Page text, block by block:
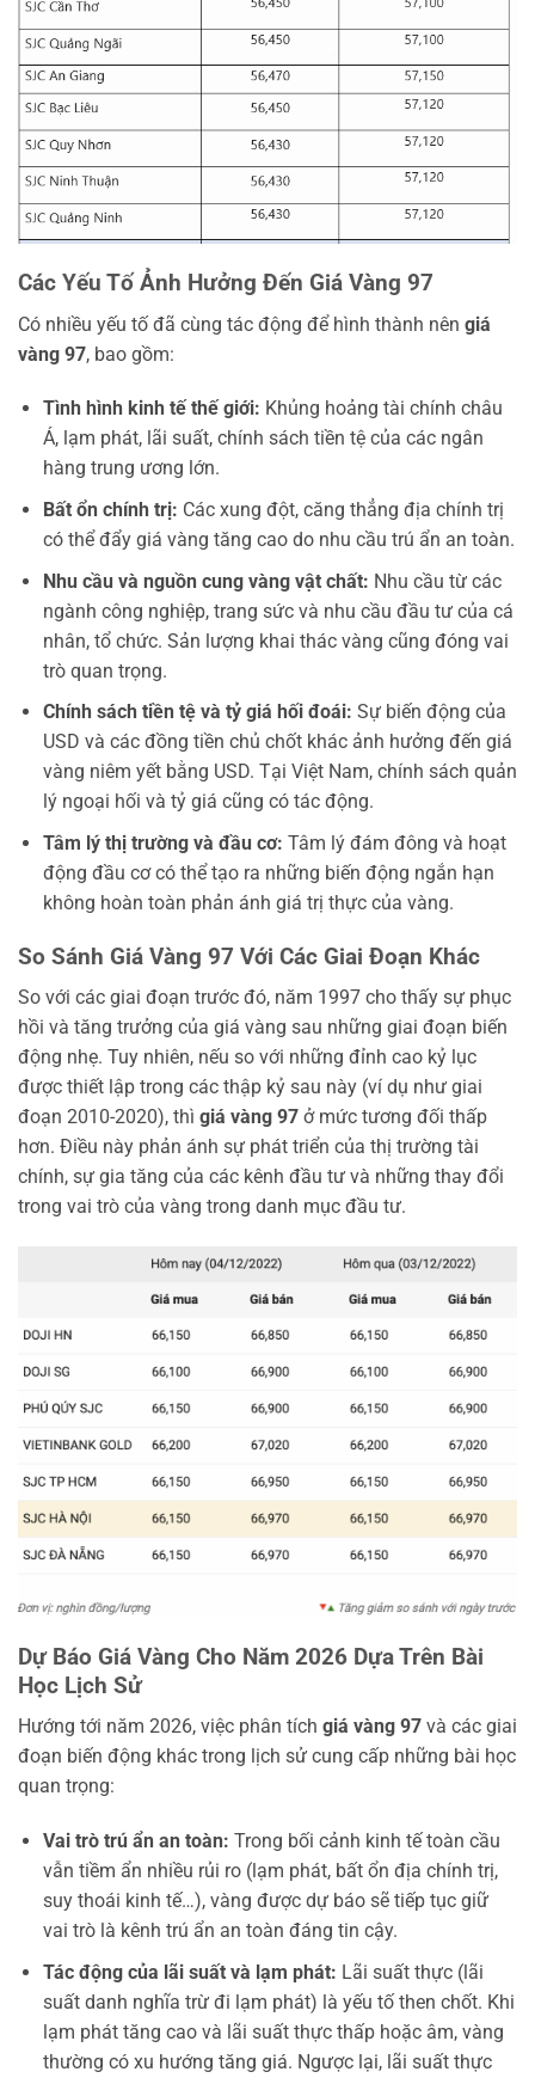
Các Yếu Tố Ảnh Hưởng Đến Giá Vàng 97
Có nhiều yếu tố đã cùng tác động để hình thành nên giá
vàng 97, bao gồm:
Tình hình kinh tế thế giới: Khủng hoảng tài chính châu
Á, lạm phát, lãi suất, chính sách tiền tệ của các ngân
hàng trung ương lớn.
Bất ổn chính trị: Các xung đột, căng thẳng địa chính trị
có thể đẩy giá vàng tăng cao do nhu cầu trú ẩn an toàn.
Nhu cầu và nguồn cung vàng vật chất: Nhu cầu từ các
ngành công nghiệp, trang sức và nhu cầu đầu tư của cá
nhân, tổ chức. Sản lượng khai thác vàng cũng đóng vai
trò quan trọng.
Chính sách tiền tệ và tỷ giá hối đoái: Sự biến động của
USD và các đồng tiền chủ chốt khác ảnh hưởng đến giá
vàng niêm yết bằng USD. Tại Việt Nam, chính sách quản
lý ngoại hối và tỷ giá cũng có tác động.
Tâm lý thị trường và đầu cơ: Tâm lý đám đông và hoạt
động đầu cơ có thể tạo ra những biến động ngắn hạn
không hoàn toàn phản ánh giá trị thực của vàng.
So Sánh Giá Vàng 97 Với Các Giai Đoạn Khác
So với các giai đoạn trước đó, năm 1997 cho thấy sự phục
hồi và tăng trưởng của giá vàng sau những giai đoạn biến
động nhẹ. Tuy nhiên, nếu so với những đỉnh cao kỷ lục
được thiết lập trong các thập kỷ sau này (ví dụ như giai
đoạn 2010-2020), thì giá vàng 97 ở mức tương đối thấp
hơn. Điều này phản ánh sự phát triển của thị trường tài
chính, sự gia tăng của các kênh đầu tư và những thay đổi
trong vai trò của vàng trong danh mục đầu tư.
Dự Báo Giá Vàng Cho Năm 2026 Dựa Trên Bài
Học Lịch Sử
Hướng tới năm 2026, việc phân tích giá vàng 97 và các giai
đoạn biến động khác trong lịch sử cung cấp những bài học
quan trọng:
Vai trò trú ẩn an toàn: Trong bối cảnh kinh tế toàn cầu
vẫn tiềm ẩn nhiều rủi ro (lạm phát, bất ổn địa chính trị,
suy thoái kinh tế…), vàng được dự báo sẽ tiếp tục giữ
vai trò là kênh trú ẩn an toàn đáng tin cậy.
Tác động của lãi suất và lạm phát: Lãi suất thực (lãi
suất danh nghĩa trừ đi lạm phát) là yếu tố then chốt. Khi
lạm phát tăng cao và lãi suất thực thấp hoặc âm, vàng
thường có xu hướng tăng giá. Ngược lại, lãi suất thực